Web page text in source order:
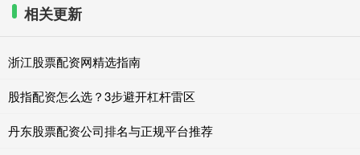
相关更新
浙江股票配资网精选指南
股指配资怎么选？3步避开杠杆雷区
丹东股票配资公司排名与正规平台推荐